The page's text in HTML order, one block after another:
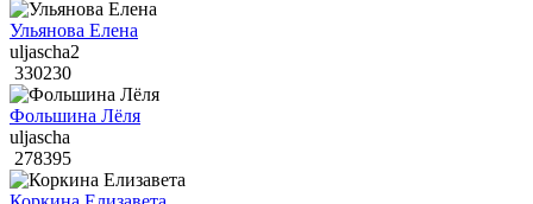
Ульянова Елена
uljascha2
330230
Фольшина Лёля
uljascha
278395